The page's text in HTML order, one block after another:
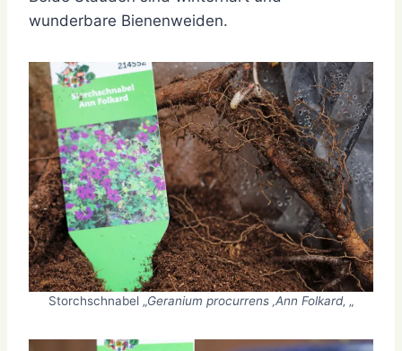
wunderbare Bienenweiden.
Storchschnabel „Geranium procurrens ‚Ann Folkard‚ „